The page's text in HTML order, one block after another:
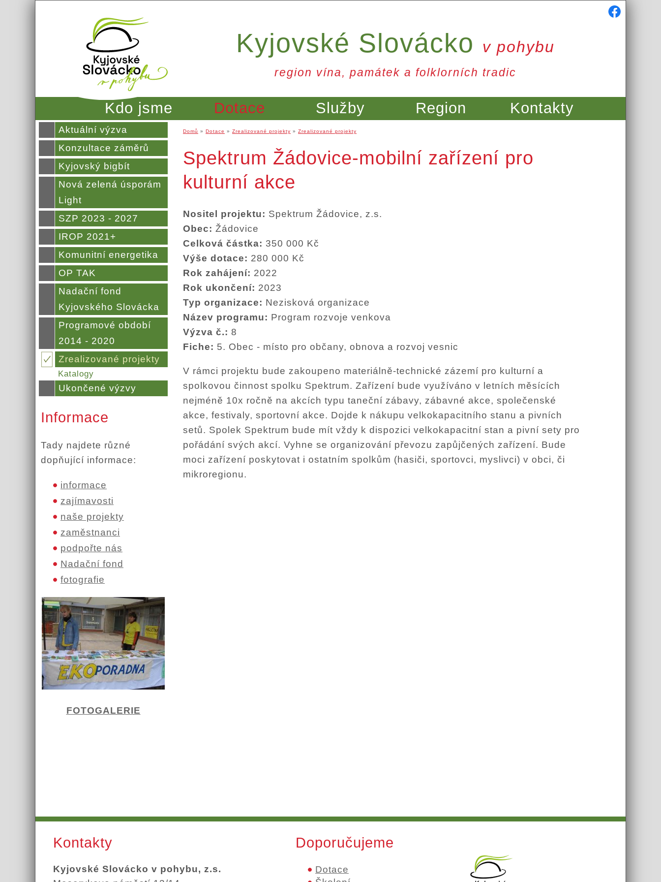
Kyjovské Slovácko v pohybu
region vína, památek a folklorních tradic
Kdo jsme Dotace Služby Region Kontakty
Aktuální výzva
Konzultace záměrů
Kyjovský bigbít
Nová zelená úsporám
Light
SZP 2023 - 2027
IROP 2021+
Komunitní energetika
OP TAK
Nadační fond
Kyjovského Slovácka
Programové období
2014 - 2020
Zrealizované projekty
Katalogy
Ukončené výzvy
Informace
Tady najdete různé
dopňující informace:
informace
zajímavosti
naše projekty
zaměstnanci
podpořte nás
Nadační fond
fotografie
FOTOGALERIE
Jste zde
Domů » Dotace » Zrealizované projekty » Zrealizované projekty
Spektrum Žádovice-mobilní zařízení pro
kulturní akce
Nositel projektu: Spektrum Žádovice, z.s.
Obec: Žádovice
Celková částka: 350 000 Kč
Výše dotace: 280 000 Kč
Rok zahájení: 2022
Rok ukončení: 2023
Typ organizace: Nezisková organizace
Název programu: Program rozvoje venkova
Výzva č.: 8
Fiche: 5. Obec - místo pro občany, obnova a rozvoj vesnic
V rámci projektu bude zakoupeno materiálně-technické zázemí pro kulturní a
spolkovou činnost spolku Spektrum. Zařízení bude využíváno v letních měsících
nejméně 10x ročně na akcích typu taneční zábavy, zábavné akce, společenské
akce, festivaly, sportovní akce. Dojde k nákupu velkokapacitního stanu a pivních
setů. Spolek Spektrum bude mít vždy k dispozici velkokapacitní stan a pivní sety pro
pořádání svých akcí. Vyhne se organizování převozu zapůjčených zařízení. Bude
moci zařízení poskytovat i ostatním spolkům (hasiči, sportovci, myslivci) v obci, či
mikroregionu.
Kontakty
Kyjovské Slovácko v pohybu, z.s.
Doporučujeme
Dotace